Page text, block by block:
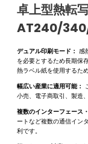
卓上型熱転
AT240/
デュアル印刷モード： 感
を必要とするため長期保
熱ラベル紙を使用するた
幅広い産業に適用可能：
小売、電子商取引、製造
複数のインターフェース
ートなど複数の通信イン
利です。